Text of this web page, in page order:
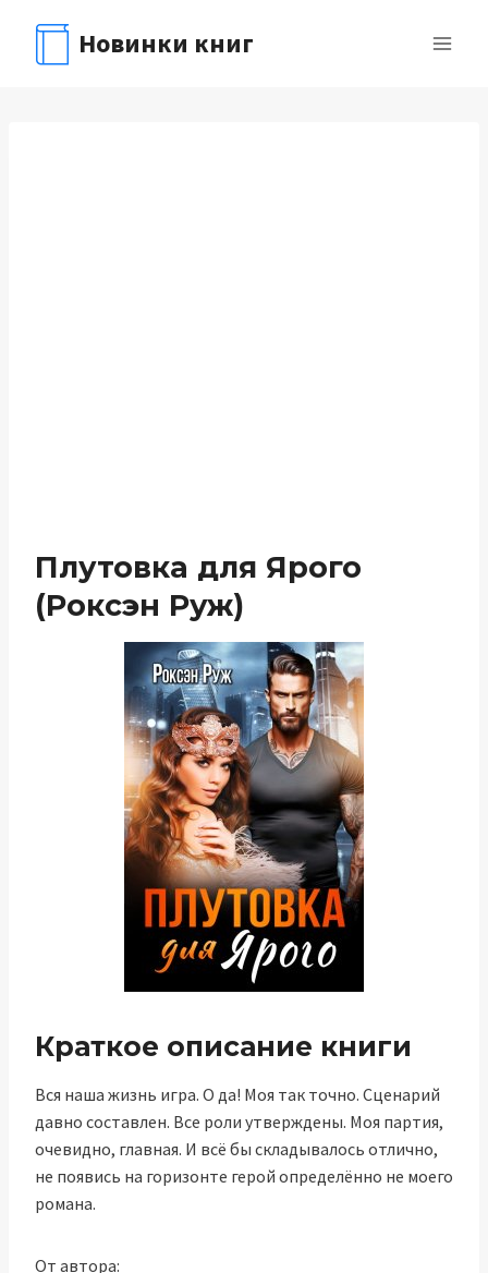
содержимому
Новинки книг
Плутовка для Ярого
(Роксэн Руж)
Краткое описание книги
Вся наша жизнь игра. О да! Моя так точно. Сценарий
давно составлен. Все роли утверждены. Моя партия,
очевидно, главная. И всё бы складывалось отлично,
не появись на горизонте герой определённо не моего
романа.
От автора: